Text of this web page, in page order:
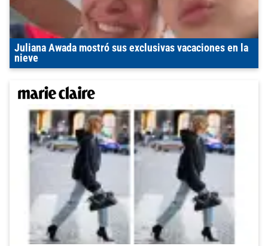
Juliana Awada mostró sus exclusivas vacaciones en la
nieve